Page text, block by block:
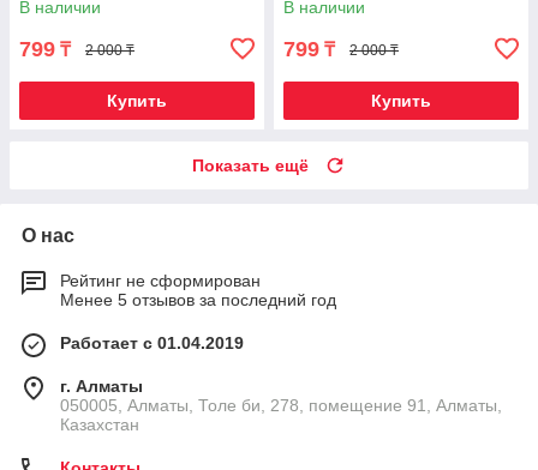
В наличии
799 ₸ 2 000 ₸
Купить
В наличии
799 ₸ 2 000 ₸
Купить
Показать ещё
О нас
Рейтинг не сформирован
Менее 5 отзывов за последний год
Работает с 01.04.2019
г. Алматы
050005, Алматы, Толе би, 278, помещение 91, Алматы,
Казахстан